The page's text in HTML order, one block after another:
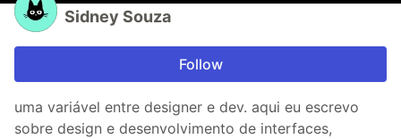
Sidney Souza
Follow
uma variável entre designer e dev. aqui eu escrevo
sobre design e desenvolvimento de interfaces,